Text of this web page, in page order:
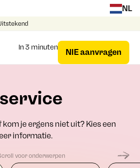
NL
In 3 minuten NIE aanvragen
kom je ergens niet uit? Kies een
informatie.
voor onderwerpen